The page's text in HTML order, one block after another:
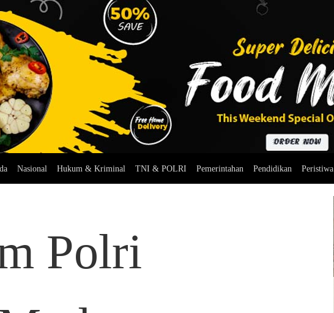
Nasional Hukum & Kriminal TNI & POLRI Pemerintahan Pendidikan Peristiwa
Polri